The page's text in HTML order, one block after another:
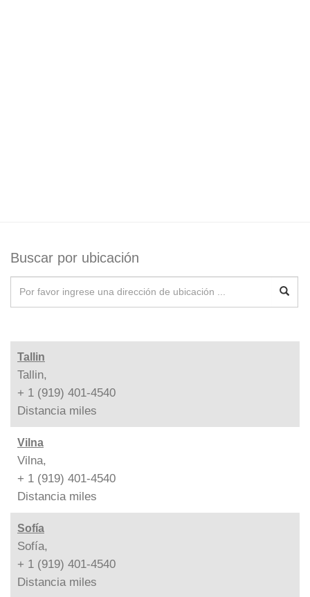
Buscar por ubicación
Tallin
Tallin,
+ 1 (919) 401-4540
Distancia miles
Vilna
Vilna,
+ 1 (919) 401-4540
Distancia miles
Sofía
Sofía,
+ 1 (919) 401-4540
Distancia miles